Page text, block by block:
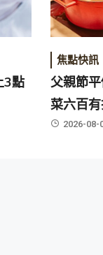
3點
焦點快訊
父親節
菜六百
2026-08-